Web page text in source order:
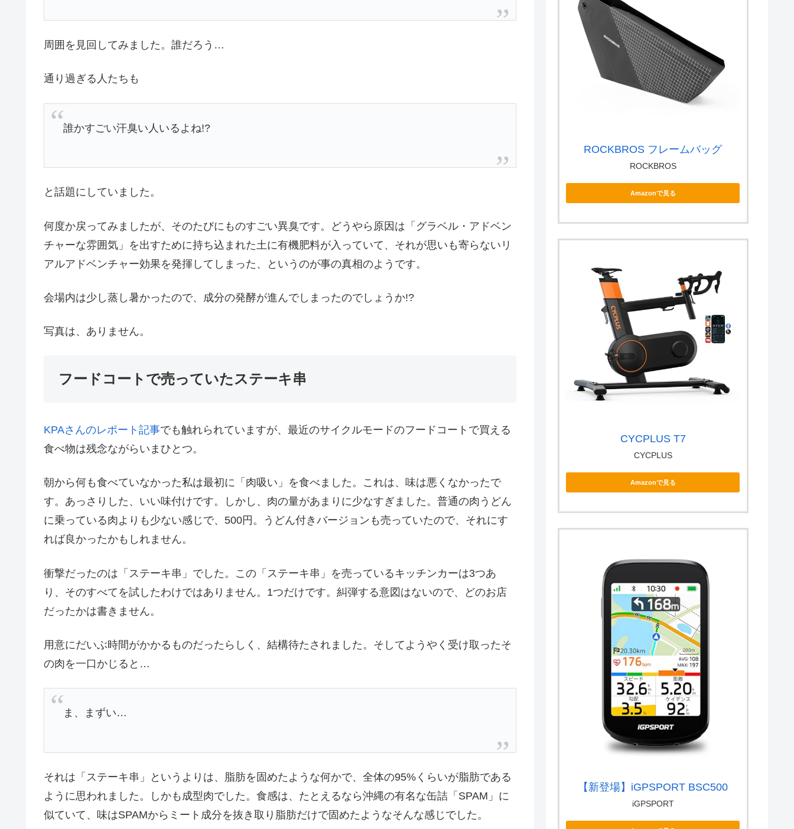
周囲を見回してみました。誰だろう…
通り過ぎる人たちも
誰かすごい汗臭い人いるよね!?
と話題にしていました。
何度か戻ってみましたが、そのたびにものすごい異臭です。どうやら原因は「グラベル・アドベン
チャーな雰囲気」を出すために持ち込まれた土に有機肥料が入っていて、それが思いも寄らないリ
アルアドベンチャー効果を発揮してしまった、というのが事の真相のようです。
会場内は少し蒸し暑かったので、成分の発酵が進んでしまったのでしょうか!?
写真は、ありません。
フードコートで売っていたステーキ串
KPAさんのレポート記事でも触れられていますが、最近のサイクルモードのフードコートで買える
食べ物は残念ながらいまひとつ。
朝から何も食べていなかった私は最初に「肉吸い」を食べました。これは、味は悪くなかったで
す。あっさりした、いい味付けです。しかし、肉の量があまりに少なすぎました。普通の肉うどん
に乗っている肉よりも少ない感じで、500円。うどん付きバージョンも売っていたので、それにす
れば良かったかもしれません。
衝撃だったのは「ステーキ串」でした。この「ステーキ串」を売っているキッチンカーは3つあ
り、そのすべてを試したわけではありません。1つだけです。糾弾する意図はないので、どのお店
だったかは書きません。
用意にだいぶ時間がかかるものだったらしく、結構待たされました。そしてようやく受け取ったそ
の肉を一口かじると…
ま、まずい…
それは「ステーキ串」というよりは、脂肪を固めたような何かで、全体の95%くらいが脂肪である
ように思われました。しかも成型肉でした。食感は、たとえるなら沖縄の有名な缶詰「SPAM」に
似ていて、味はSPAMからミート成分を抜き取り脂肪だけで固めたようなそんな感じでした。
ROCKBROS フレームバッグ
ROCKBROS
Amazonで見る
CYCPLUS T7
CYCPLUS
Amazonで見る
【新登場】iGPSPORT BSC500
iGPSPORT